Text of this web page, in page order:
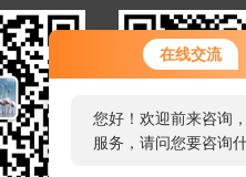
在线交流
您好！欢迎前来咨询
服务，请问您要咨询